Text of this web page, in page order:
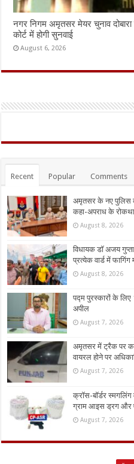
नगर निगम अमृतसर मेयर चुनाव
कोर्ट में होगी सुनवाई
August 6, 2026
Recent Popular Comments
अमृतसर के नए पुलिस
कहा-अपराध के
August 8, 2026
विधायक डॉ अजय
प्रत्येक वार्ड में फागिंग
August 8, 2026
पद्म पुरस्कारों के
अपील
August 7, 2026
अमृतसर में ट्रैक पर
वायरल होने पर
August 7, 2026
क्रॉस-बॉर्डर
ग्राम आइस ड्रग और
August 7, 2026